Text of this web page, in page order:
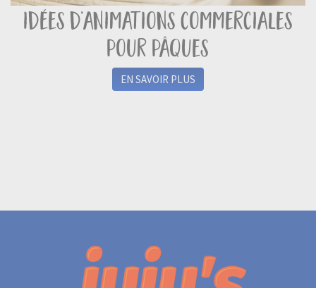
idées d’animations commerciales
pour pâques
EN SAVOIR PLUS